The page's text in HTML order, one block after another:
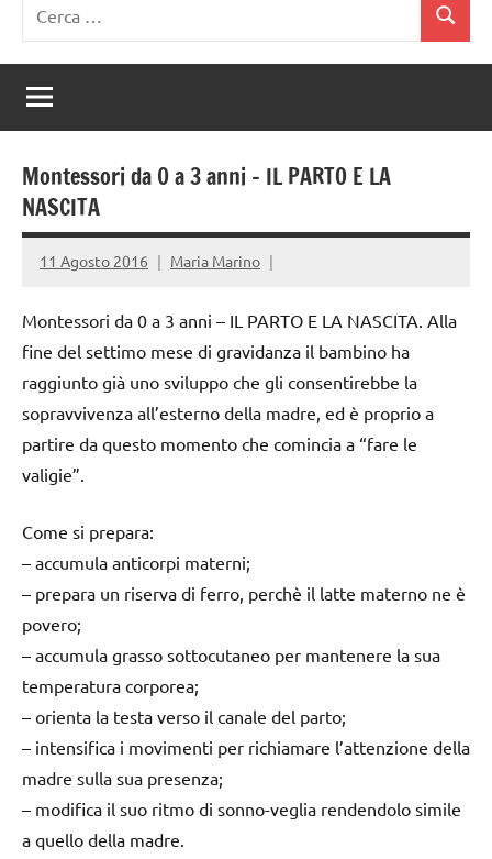
per:
Cerca
Montessori da 0 a 3 anni – IL PARTO E LA
NASCITA
11 Agosto 2016 Maria Marino
Montessori da 0 a 3 anni – IL PARTO E LA NASCITA. Alla
fine del settimo mese di gravidanza il bambino ha
raggiunto già uno sviluppo che gli consentirebbe la
sopravvivenza all’esterno della madre, ed è proprio a
partire da questo momento che comincia a “fare le
valigie”.
Come si prepara:
– accumula anticorpi materni;
– prepara un riserva di ferro, perchè il latte materno ne è
povero;
– accumula grasso sottocutaneo per mantenere la sua
temperatura corporea;
– orienta la testa verso il canale del parto;
– intensifica i movimenti per richiamare l’attenzione della
madre sulla sua presenza;
– modifica il suo ritmo di sonno-veglia rendendolo simile
a quello della madre.